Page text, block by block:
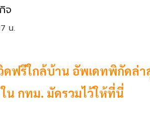
จ
น.
ดฟรีใกล้บ้าน อัพเดทพิกัดล่
ใน กทม. มัดรวมไว้ให้ที่นี่